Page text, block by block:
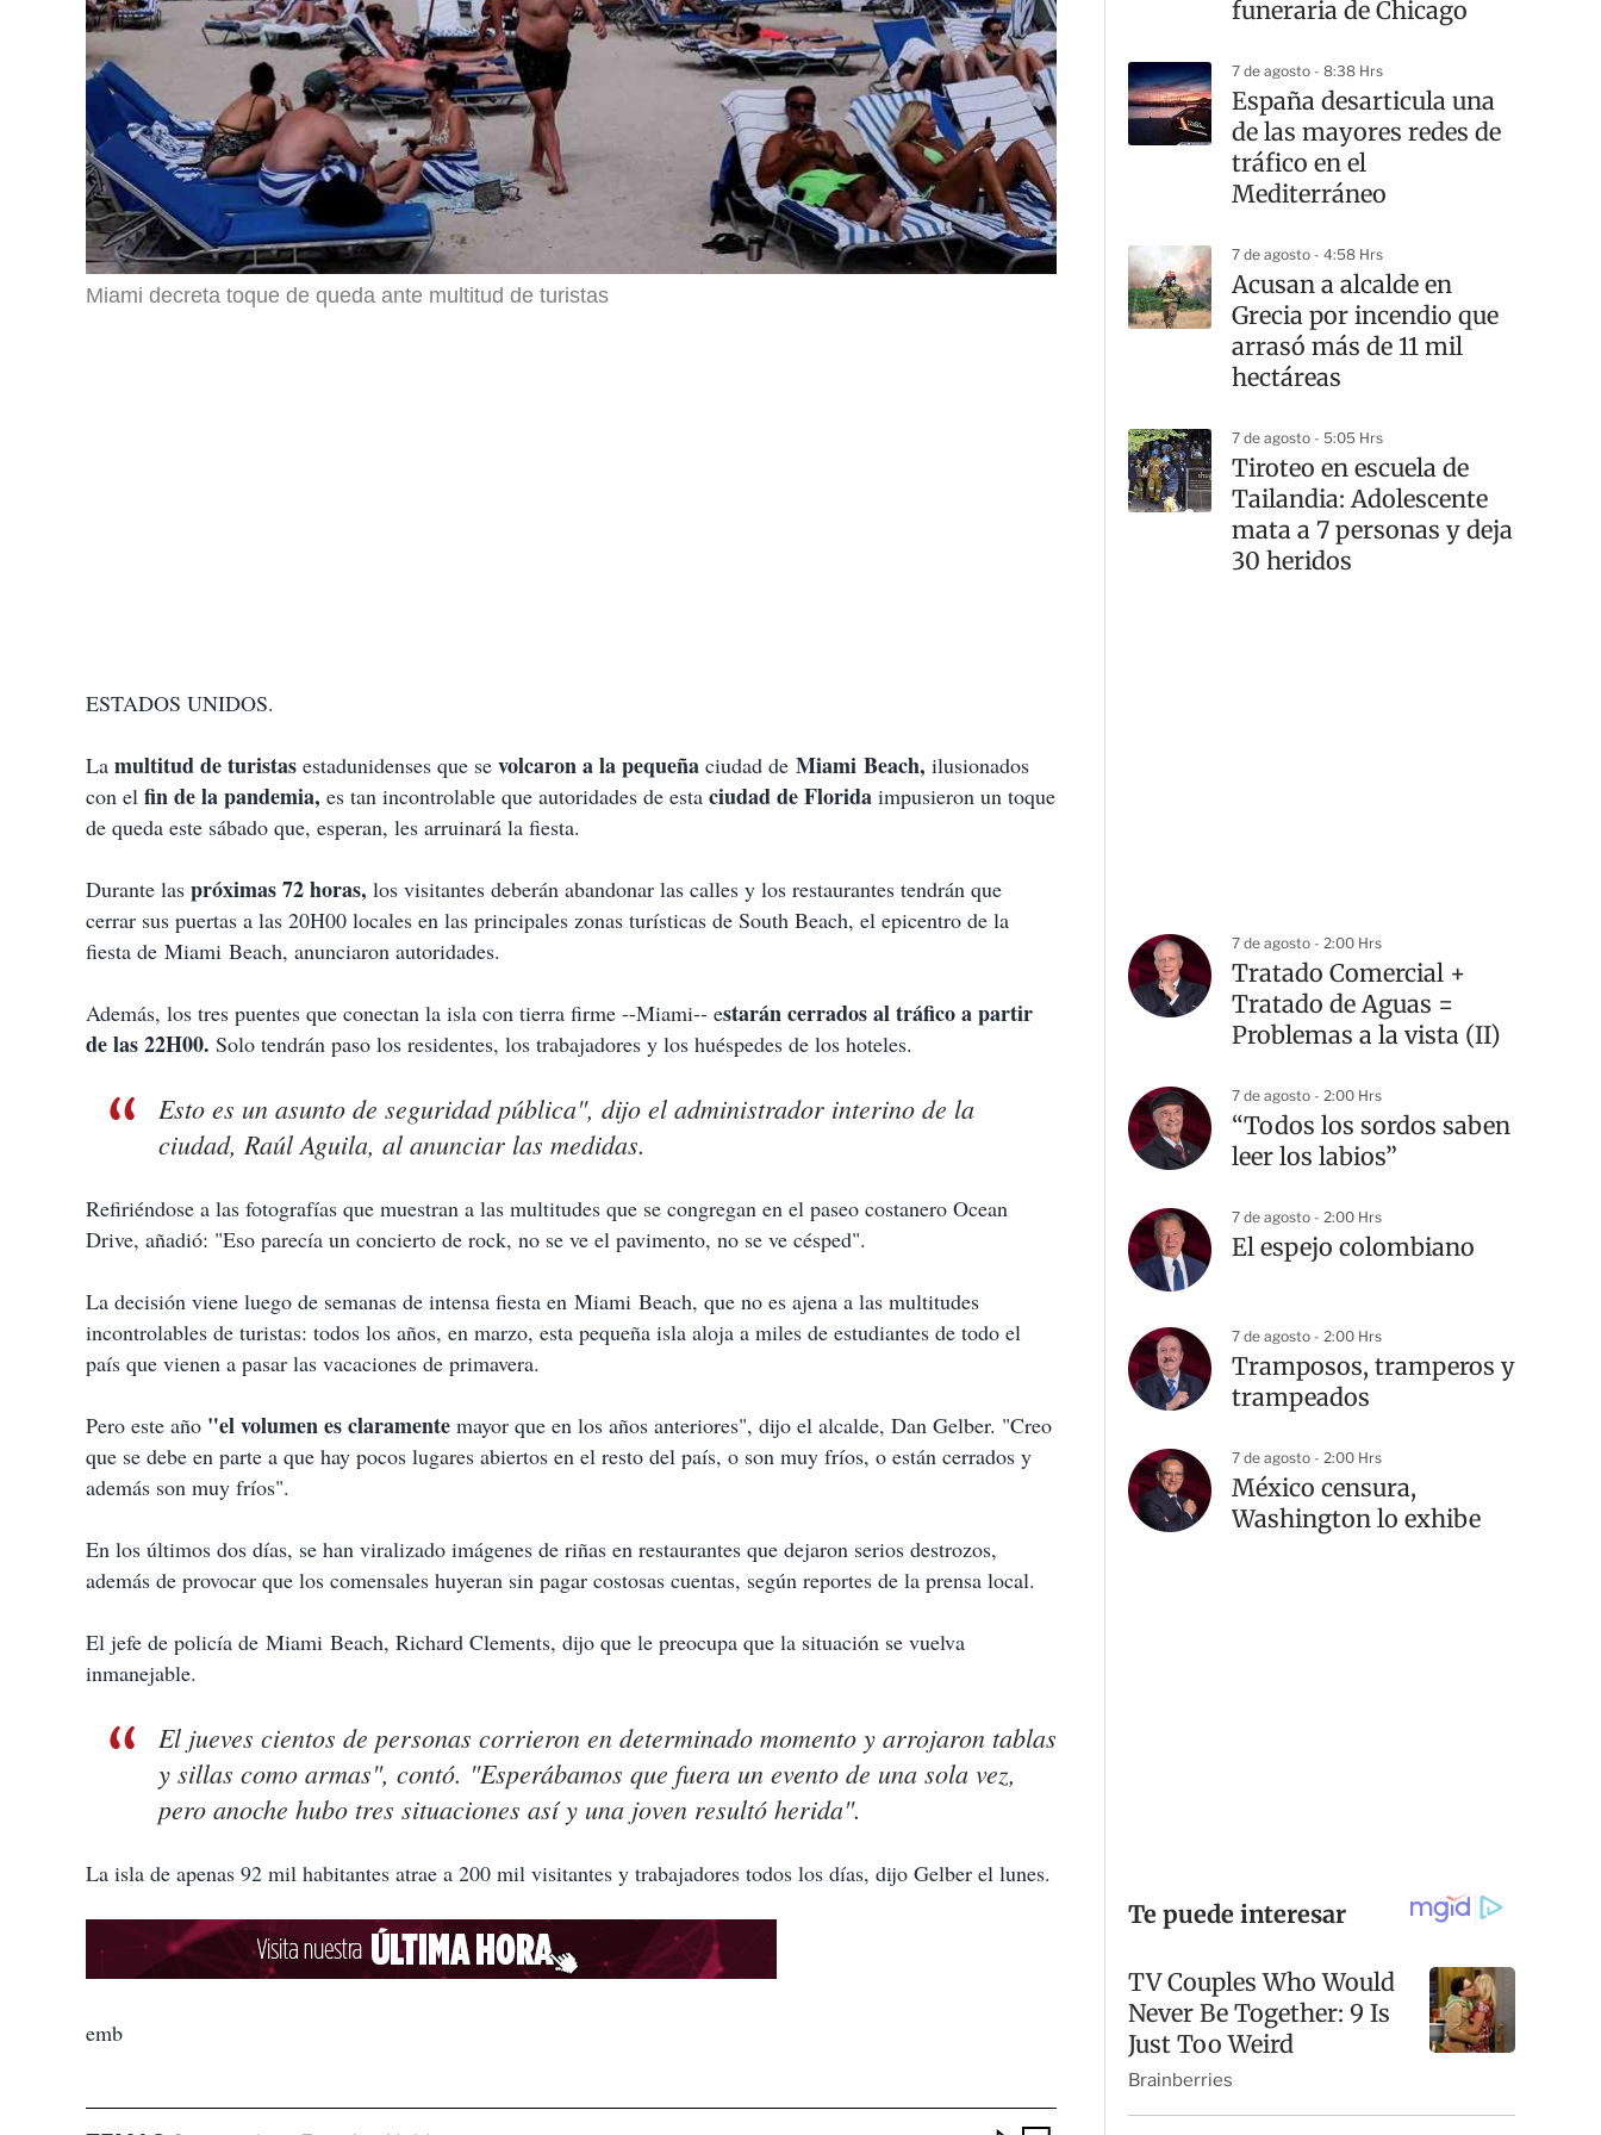
Miami decreta toque de queda ante multitud de turistas
ESTADOS UNIDOS.
La multitud de turistas estadunidenses que se volcaron a la pequeña ciudad de Miami Beach, ilusionados
con el fin de la pandemia, es tan incontrolable que autoridades de esta ciudad de Florida impusieron un toque
de queda este sábado que, esperan, les arruinará la fiesta.
Durante las próximas 72 horas, los visitantes deberán abandonar las calles y los restaurantes tendrán que
cerrar sus puertas a las 20H00 locales en las principales zonas turísticas de South Beach, el epicentro de la
fiesta de Miami Beach, anunciaron autoridades.
Además, los tres puentes que conectan la isla con tierra firme --Miami-- estarán cerrados al tráfico a partir
de las 22H00. Solo tendrán paso los residentes, los trabajadores y los huéspedes de los hoteles.
Esto es un asunto de seguridad pública", dijo el administrador interino de la
ciudad, Raúl Aguila, al anunciar las medidas.
Refiriéndose a las fotografías que muestran a las multitudes que se congregan en el paseo costanero Ocean
Drive, añadió: "Eso parecía un concierto de rock, no se ve el pavimento, no se ve césped".
La decisión viene luego de semanas de intensa fiesta en Miami Beach, que no es ajena a las multitudes
incontrolables de turistas: todos los años, en marzo, esta pequeña isla aloja a miles de estudiantes de todo el
país que vienen a pasar las vacaciones de primavera.
Pero este año "el volumen es claramente mayor que en los años anteriores", dijo el alcalde, Dan Gelber. "Creo
que se debe en parte a que hay pocos lugares abiertos en el resto del país, o son muy fríos, o están cerrados y
además son muy fríos".
En los últimos dos días, se han viralizado imágenes de riñas en restaurantes que dejaron serios destrozos,
además de provocar que los comensales huyeran sin pagar costosas cuentas, según reportes de la prensa local.
El jefe de policía de Miami Beach, Richard Clements, dijo que le preocupa que la situación se vuelva
inmanejable.
El jueves cientos de personas corrieron en determinado momento y arrojaron tablas
y sillas como armas", contó. "Esperábamos que fuera un evento de una sola vez,
pero anoche hubo tres situaciones así y una joven resultó herida".
La isla de apenas 92 mil habitantes atrae a 200 mil visitantes y trabajadores todos los días, dijo Gelber el lunes.
emb
funeraria de Chicago
7 de agosto - 8:38 Hrs
España desarticula una
de las mayores redes de
tráfico en el
Mediterráneo
7 de agosto - 4:58 Hrs
Acusan a alcalde en
Grecia por incendio que
arrasó más de 11 mil
hectáreas
7 de agosto - 5:05 Hrs
Tiroteo en escuela de
Tailandia: Adolescente
mata a 7 personas y deja
30 heridos
7 de agosto - 2:00 Hrs
Tratado Comercial +
Tratado de Aguas =
Problemas a la vista (II)
7 de agosto - 2:00 Hrs
“Todos los sordos saben
leer los labios”
7 de agosto - 2:00 Hrs
El espejo colombiano
7 de agosto - 2:00 Hrs
Tramposos, tramperos y
trampeados
7 de agosto - 2:00 Hrs
México censura,
Washington lo exhibe